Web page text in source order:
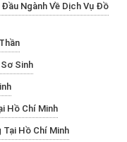
Ngành Về Dịch Vụ Đồ
Sinh
Hồ Chí Minh
Hồ Chí Minh